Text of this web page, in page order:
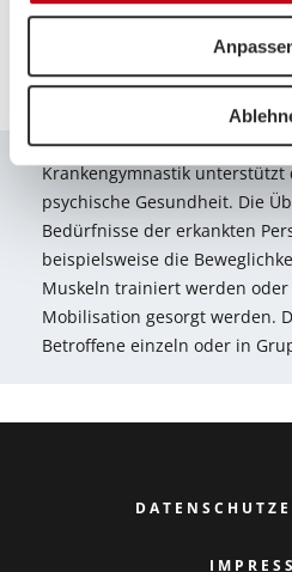
Linktipp:
des österreichischen
DAS WICHTIGSTE IN
Krankengymnastik unterstützt
psychische Gesundheit. Die
Bedürfnisse der erkankten
beispielsweise die
Muskeln trainiert werden
Mobilisation gesorgt werden.
Betroffene einzeln oder in